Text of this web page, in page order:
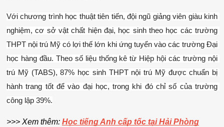
Với chương trình học thuật tiên tiến, đội ngũ giảng viên giàu kinh
nghiệm, cơ sở vật chất hiện đại, học sinh theo học các trường
THPT nội trú Mỹ có lợi thế lớn khi ứng tuyển vào các trường Đại
học hàng đầu. Theo số liệu thống kê từ Hiệp hội các trường nội
trú Mỹ (TABS), 87% học sinh THPT nội trú Mỹ được chuẩn bị
hành trang tốt để vào đại học, trong khi đó chỉ số của trường
công lập 39%.
>>> Xem thêm: Học tiếng Anh cấp tốc tại Hải Phòng